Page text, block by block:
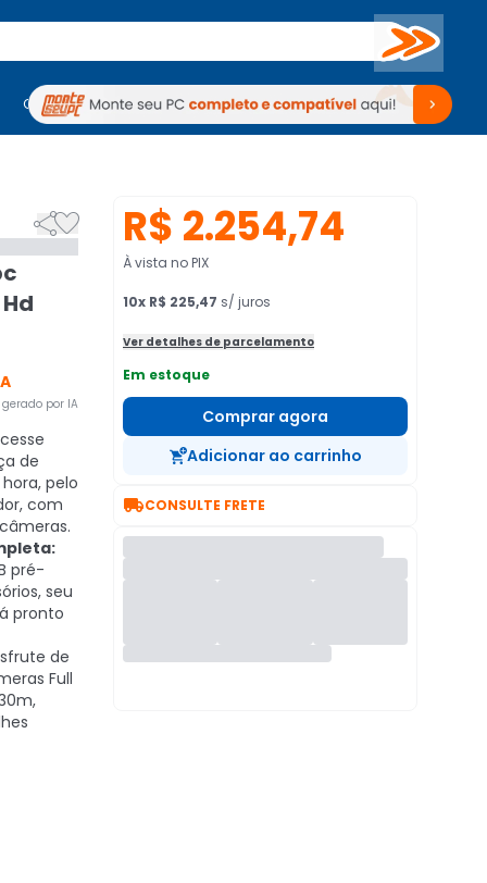
Buscar
PC Gamer Computadores Periféricos TV Venda no KaBuM!
Computadores Periféricos TV Venda no KaBuM!

por IA
de
pelo
com
pré-
seu
pronto
de
Full
R$ 2.254,74
À vista no PIX
10x R$ 225,47 s/ juros
Ver detalhes de parcelamento
Em estoque
Comprar agora
Adicionar ao carrinho
CONSULTE FRETE